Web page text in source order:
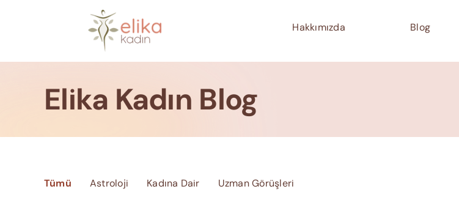
Hakkımızda Blog
Elika Kadın Blog
Tümü Astroloji Kadına Dair Uzman Görüşleri